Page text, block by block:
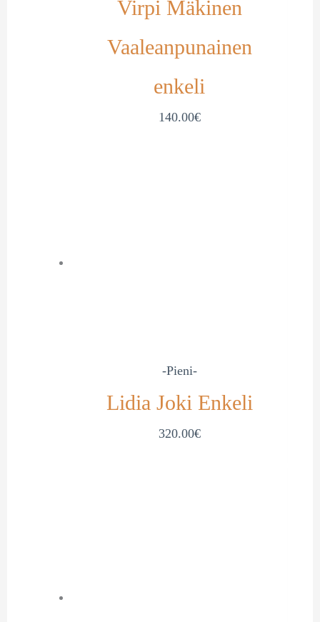
Virpi Mäkinen
Vaaleanpunainen
enkeli
140.00€
-Pieni-
Lidia Joki Enkeli
320.00€